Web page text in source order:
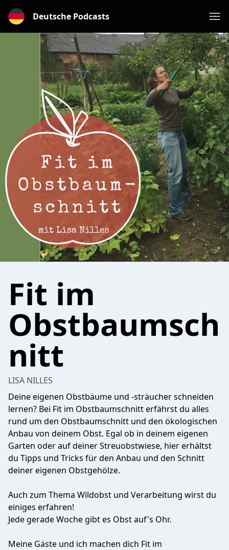
Deutsche Podcasts
Fit im
Obstbaumsch
nitt
LISA NILLES
Deine eigenen Obstbäume und -sträucher schneiden
lernen? Bei Fit im Obstbaumschnitt erfährst du alles
rund um den Obstbaumschnitt und den ökologischen
Anbau von deinem Obst. Egal ob in deinem eigenen
Garten oder auf deiner Streuobstwiese, hier erhältst
du Tipps und Tricks für den Anbau und den Schnitt
deiner eigenen Obstgehölze.
Auch zum Thema Wildobst und Verarbeitung wirst du
einiges erfahren!
Jede gerade Woche gibt es Obst auf's Ohr.
Meine Gäste und ich machen dich Fit im